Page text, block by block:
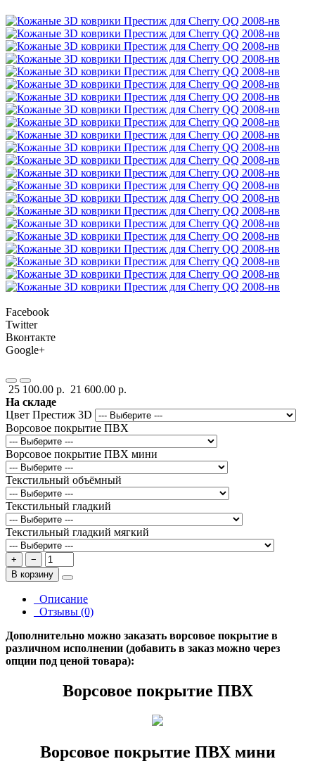
Facebook
Twitter
Вконтакте
Google+
25 100.00 р. 21 600.00 р.
На складе
Цвет Престиж 3D
Ворсовое покрытие ПВХ
Ворсовое покрытие ПВХ мини
Текстильный объёмный
Текстильный гладкий
Текстильный гладкий мягкий
+
−
В корзину
Описание
Отзывы (0)
Дополнительно можно заказать ворсовое покрытие в
различном исполнении (добавить в заказ можно через
опции под ценой товара):
Ворсовое покрытие ПВХ
Ворсовое покрытие ПВХ мини